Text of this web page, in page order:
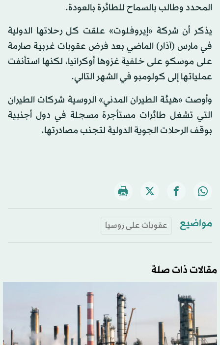
المحدد وطالب بالسماح للطائرة بالعودة.
يذكر أن شركة «إيروفلوت» علقت كل رحلاتها الدولية
في مارس (آذار) الماضي بعد فرض عقوبات غربية صارمة
على موسكو على خلفية غزوها أوكرانيا، لكنها استأنفت
عملياتها إلى كولومبو في الشهر التالي.
وأوصت «هيئة الطيران المدني» الروسية شركات الطيران
التي تشغل طائرات مستأجرة مسجلة في دول أجنبية
بوقف الرحلات الجوية الدولية لتجنب مصادرتها.
مواضيع عقوبات على روسيا
مقالات ذات صلة